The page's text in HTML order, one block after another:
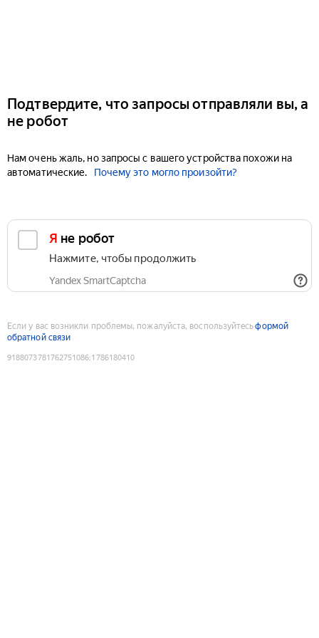
Подтвердите, что запросы отправляли вы, а
не робот
Нам очень жаль, но запросы с вашего устройства похожи на
автоматические.
Почему это могло произойти?
Я не робот
Нажмите, чтобы продолжить
Yandex SmartCaptcha
Если у вас возникли проблемы, пожалуйста, воспользуйтесьформой
обратной связи
9188073781762751086:1786180410